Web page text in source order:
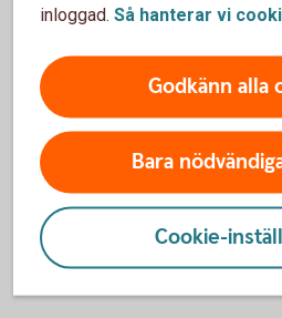
MobiltBankID
Har du frågor om tjänsten är du
kontakta oss:
bankkontor
Ring oss på 0771-22 11 22
inloggad. Så hanterar vi
Godkänn alla
Bara
Cookie-